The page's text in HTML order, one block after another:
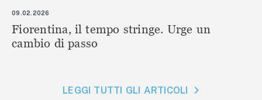
09.02.2026
Fiorentina, il tempo stringe. Urge un
cambio di passo
LEGGI TUTTI GLI ARTICOLI